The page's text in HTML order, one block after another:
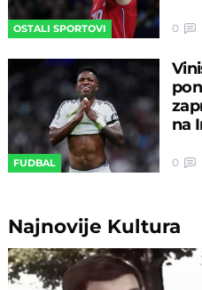
OSTALI SPORTOVI 0
FUDBAL
na
0
Najnovije Kultura